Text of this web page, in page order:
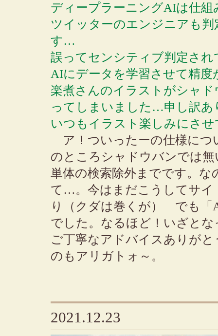
ディープラーニングAIは仕
ツイッターのエンジニアも
す…
誤ってセンシティブ判定さ
AIにデータを学習させて精
楽煮さんのイラストがシャ
ってしまいました…申し訳
いつもイラスト楽しみにさ
ア！ついったーの仕様に
のところシャドウバンでは
単体の検索除外までです。
て…。今はまだこうしてサイ
り（クダは巻くが） でも「
でした。なるほど！いざと
ご丁寧なアドバイスありが
のもアリガトォ～。
2021.12.23